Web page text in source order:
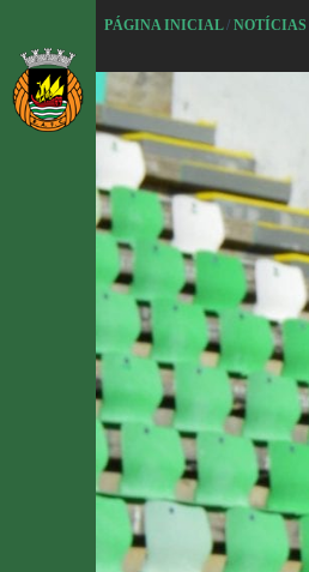
l
a
r
p
PÁGINA INICIAL/NOTÍCIAS